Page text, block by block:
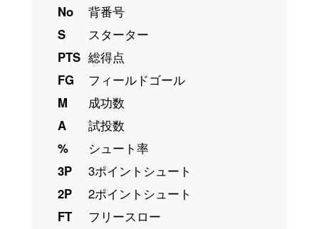
No
背番号
S
スターター
PTS 総得点
FG
フィールドゴール
M
成功数
A
試投数
%
シュート率
3P
3ポイントシュート
2P
2ポイントシュート
FT
フリースロー